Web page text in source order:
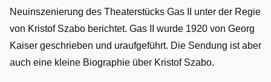
das
Theaterstück
II
Neuinszenierung des Theaterstücks Gas II unter der Regie
von Kristof Szabo berichtet. Gas II wurde 1920 von Georg
Kaiser geschrieben und uraufgeführt. Die Sendung ist aber
auch eine kleine Biographie über Kristof Szabo.